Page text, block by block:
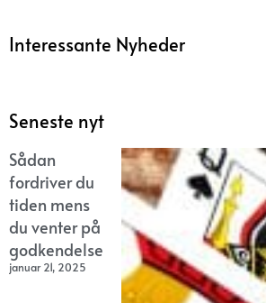
Interessante Nyheder
Seneste nyt
Sådan
fordriver du
tiden mens
du venter på
godkendelse
januar 21, 2025